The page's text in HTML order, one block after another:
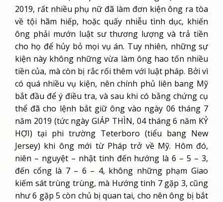
2019, rất nhiều phụ nữ đã làm đơn kiện ông ra tòa
về tội hãm hiếp, hoặc quấy nhiễu tình dục, khiến
ông phải mướn luật sư thương lượng và trả tiền
cho họ để hủy bỏ mọi vụ án. Tuy nhiên, những sự
kiện này không những vừa làm ông hao tốn nhiều
tiền của, mà còn bị rắc rối thêm với luật pháp. Bởi vì
có quá nhiều vụ kiện, nên chính phủ liên bang Mỹ
bắt đầu để ý điều tra, và sau khi có bằng chứng cụ
thể đã cho lệnh bắt giữ ông vào ngày 06 tháng 7
năm 2019 (tức ngày GIÁP THÌN, 04 tháng 6 năm KỶ
HỢI) tại phi trường Teterboro (tiểu bang New
Jersey) khi ông mới từ Pháp trở về Mỹ. Hôm đó,
niên – nguyệt – nhật tinh đến hướng là 6 – 5 – 3,
đến cổng là 7 – 6 – 4, không những phạm Giao
kiếm sát trùng trùng, mà Hướng tinh 7 gặp 3, cũng
như 6 gặp 5 còn chủ bị quan tai, cho nên ông bị bắt